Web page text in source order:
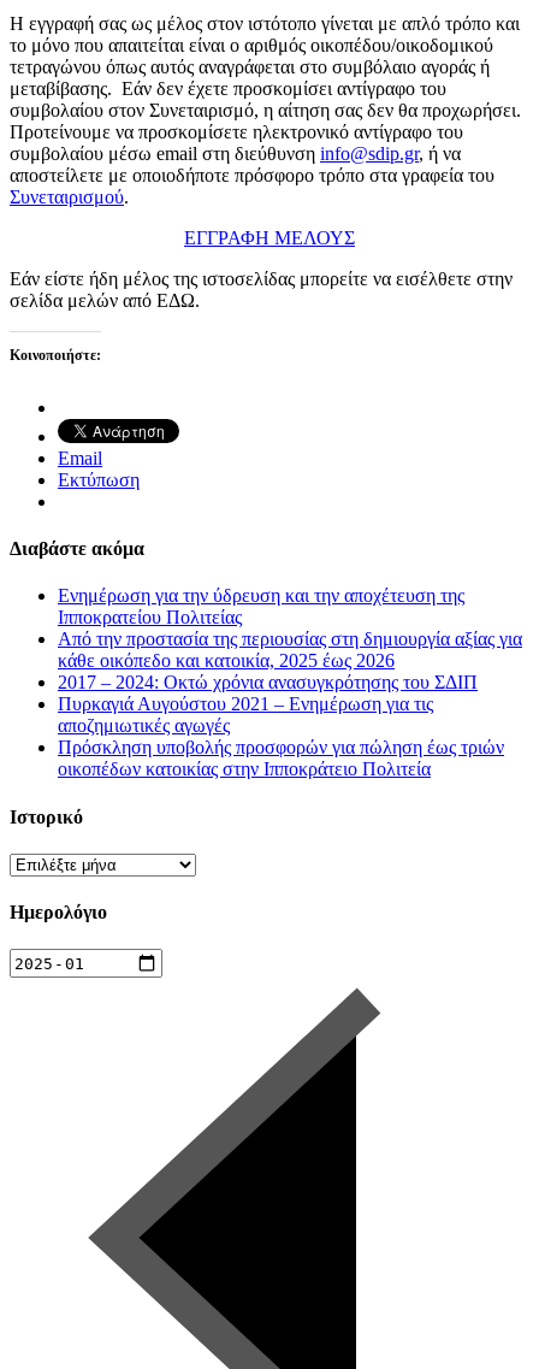
Η εγγραφή σας ως μέλος στον ιστότοπο γίνεται με απλό τρόπο και
το μόνο που απαιτείται είναι ο αριθμός οικοπέδου/οικοδομικού
τετραγώνου όπως αυτός αναγράφεται στο συμβόλαιο αγοράς ή
μεταβίβασης. Εάν δεν έχετε προσκομίσει αντίγραφο του
συμβολαίου στον Συνεταιρισμό, η αίτηση σας δεν θα προχωρήσει.
Προτείνουμε να προσκομίσετε ηλεκτρονικό αντίγραφο του
συμβολαίου μέσω email στη διεύθυνση info@sdip.gr, ή να
αποστείλετε με οποιοδήποτε πρόσφορο τρόπο στα γραφεία του
Συνεταιρισμού.
ΕΓΓΡΑΦΗ ΜΕΛΟΥΣ
Εάν είστε ήδη μέλος της ιστοσελίδας μπορείτε να εισέλθετε στην
σελίδα μελών από ΕΔΩ.
Κοινοποιήστε:
Email
Εκτύπωση
Διαβάστε ακόμα
Ενημέρωση για την ύδρευση και την αποχέτευση της
Ιπποκρατείου Πολιτείας
Από την προστασία της περιουσίας στη δημιουργία αξίας για
κάθε οικόπεδο και κατοικία, 2025 έως 2026
2017 – 2024: Οκτώ χρόνια ανασυγκρότησης του ΣΔΙΠ
Πυρκαγιά Αυγούστου 2021 – Ενημέρωση για τις
αποζημιωτικές αγωγές
Πρόσκληση υποβολής προσφορών για πώληση έως τριών
οικοπέδων κατοικίας στην Ιπποκράτειο Πολιτεία
Ιστορικό
Ιστορικό
Ημερολόγιο